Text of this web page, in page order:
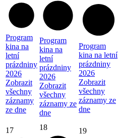
Program
kina na
letní
prázdniny
2026
Zobrazit
všechny
záznamy
ze dne
Program
kina na
letní
prázdniny
2026
Zobrazit
všechny
záznamy ze
dne
Program
kina na letní
prázdniny
2026
Zobrazit
všechny
záznamy ze
dne
17 18 19